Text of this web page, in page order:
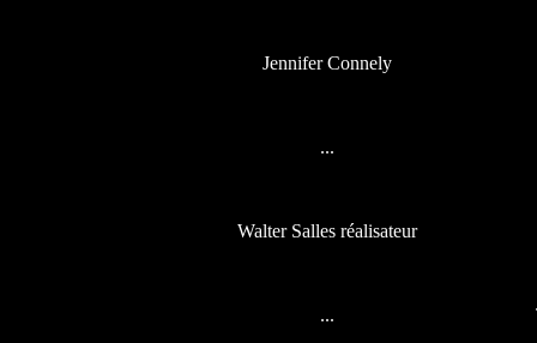
Jennifer Connely
...
Walter Salles réalisateur
...